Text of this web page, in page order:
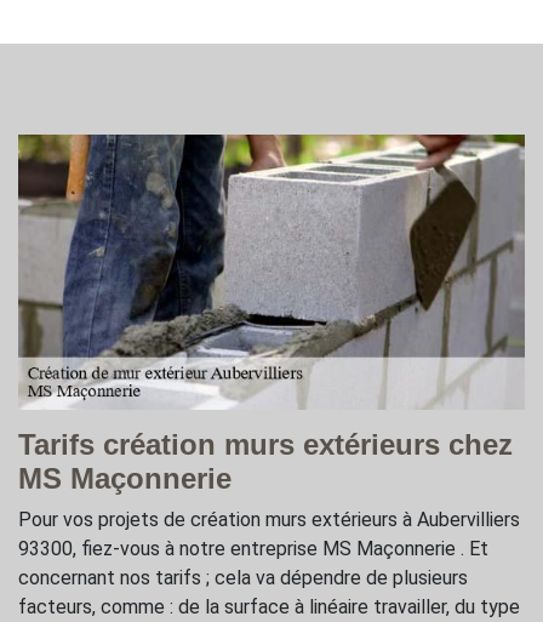
Tarifs création murs extérieurs chez
MS Maçonnerie
Pour vos projets de création murs extérieurs à Aubervilliers
93300, fiez-vous à notre entreprise MS Maçonnerie . Et
concernant nos tarifs ; cela va dépendre de plusieurs
facteurs, comme : de la surface à linéaire travailler, du type